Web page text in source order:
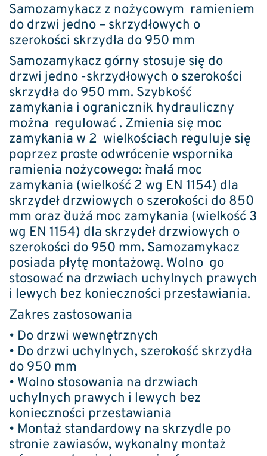
Samozamykacz z nożycowym ramieniem
do drzwi jedno – skrzydłowych o
szerokości skrzydła do 950 mm
Samozamykacz górny stosuje się do
drzwi jedno -skrzydłowych o szerokości
skrzydła do 950 mm. Szybkość
zamykania i ogranicznik hydrauliczny
można regulować . Zmienia się moc
zamykania w 2 wielkościach reguluje się
poprzez proste odwrócenie wspornika
ramienia nożycowego: `mała´ moc
zamykania (wielkość 2 wg EN 1154) dla
skrzydeł drzwiowych o szerokości do 850
mm oraz `duża´ moc zamykania (wielkość 3
wg EN 1154) dla skrzydeł drzwiowych o
szerokości do 950 mm. Samozamykacz
posiada płytę montażową. Wolno go
stosować na drzwiach uchylnych prawych
i lewych bez konieczności przestawiania.
Zakres zastosowania
• Do drzwi wewnętrznych
• Do drzwi uchylnych, szerokość skrzydła
do 950 mm
• Wolno stosowania na drzwiach
uchylnych prawych i lewych bez
konieczności przestawiania
• Montaż standardowy na skrzydle po
stronie zawiasów, wykonalny montaż